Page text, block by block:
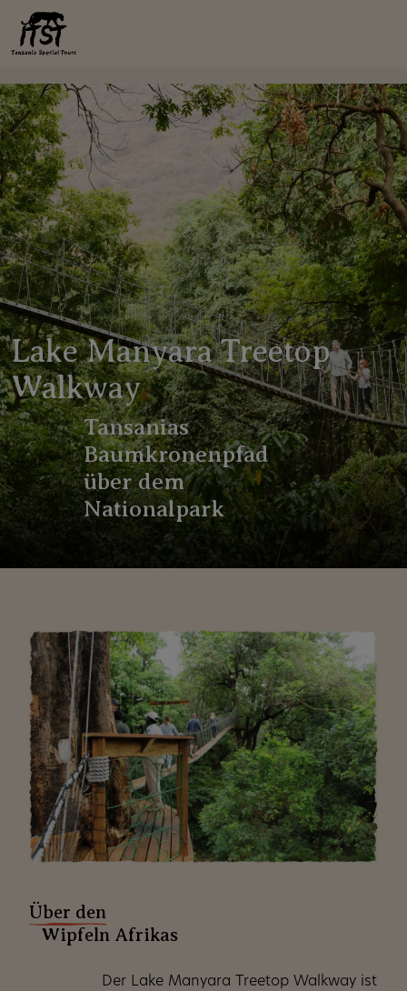
Lake Manyara Treetop
Walkway
Tansanias
Baumkronenpfad
über dem
Nationalpark
Über den
Wipfeln Afrikas
Der Lake Manyara Treetop Walkway ist